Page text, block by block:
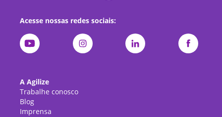
Acesse nossas redes sociais:
A Agilize
Trabalhe conosco
Blog
Imprensa